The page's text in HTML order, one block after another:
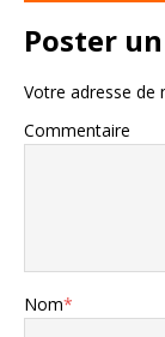
Poster
Votre adresse de
Commentaire
Nom*